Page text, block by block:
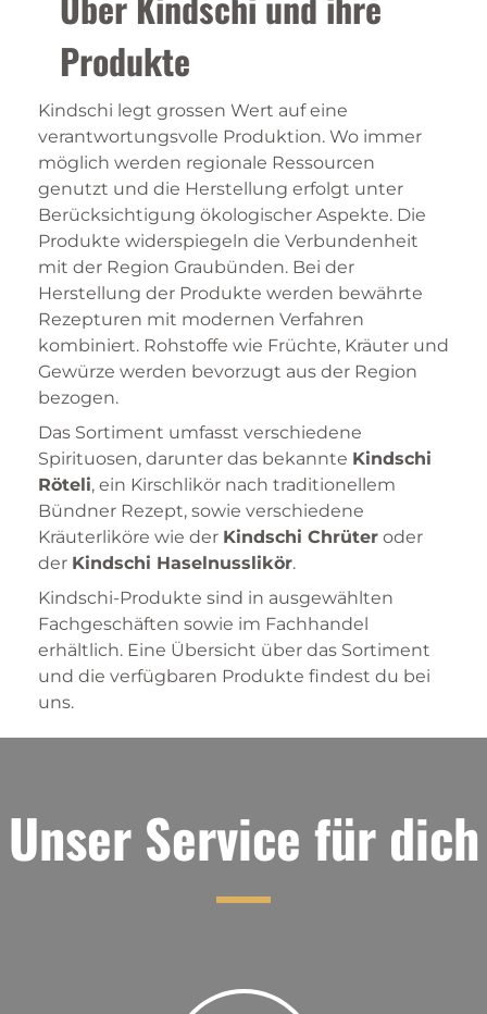
Produkte
Kindschi legt grossen Wert auf eine
verantwortungsvolle Produktion. Wo immer
möglich werden regionale Ressourcen
genutzt und die Herstellung erfolgt unter
Berücksichtigung ökologischer Aspekte. Die
Produkte widerspiegeln die Verbundenheit
mit der Region Graubünden. Bei der
Herstellung der Produkte werden bewährte
Rezepturen mit modernen Verfahren
kombiniert. Rohstoffe wie Früchte, Kräuter und
Gewürze werden bevorzugt aus der Region
bezogen.
Das Sortiment umfasst verschiedene
Spirituosen, darunter das bekannte Kindschi
Röteli, ein Kirschlikör nach traditionellem
Bündner Rezept, sowie verschiedene
Kräuterliköre wie der Kindschi Chrüter oder
der Kindschi Haselnusslikör.
Kindschi-Produkte sind in ausgewählten
Fachgeschäften sowie im Fachhandel
erhältlich. Eine Übersicht über das Sortiment
und die verfügbaren Produkte findest du bei
uns.
Unser Service für dich